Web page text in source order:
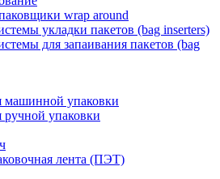
wrap around
укладки пакетов (bag inserters)
для запаивания пакетов (bag
машинной упаковки
ручной упаковки
лента (ПЭТ)